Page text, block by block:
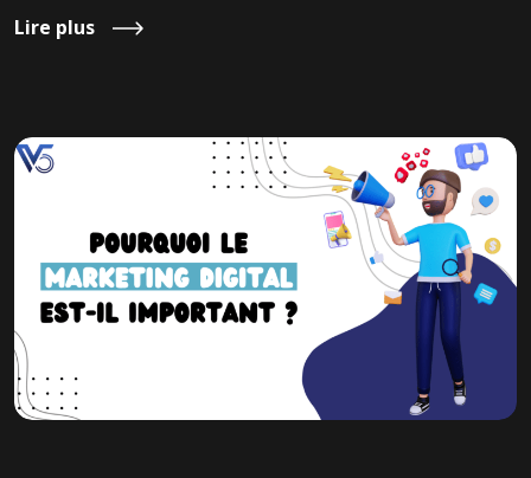
Lire plus